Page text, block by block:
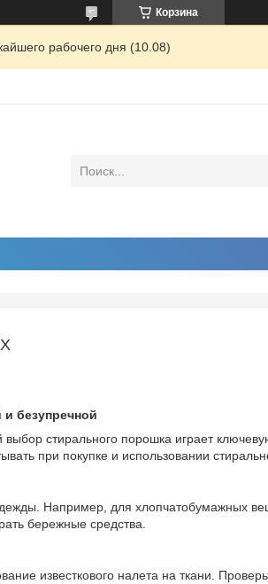
Корзина
рабочего дня (10.08)
безупречной
стирального порошка играет
при покупке и использовании
Например, для хлопчатобумажных
бережные средства.
известкового налета на ткани.